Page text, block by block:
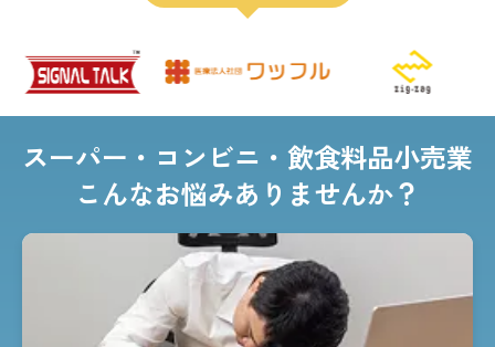
スーパー・コンビニ・飲食料品小売業
こんなお悩みありませんか？